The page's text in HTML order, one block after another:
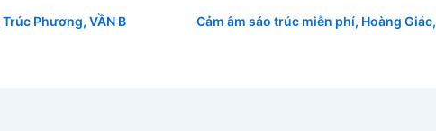
Trúc Phương, VẦN B Cảm âm sáo trúc miễn phí, Hoàng Giác,